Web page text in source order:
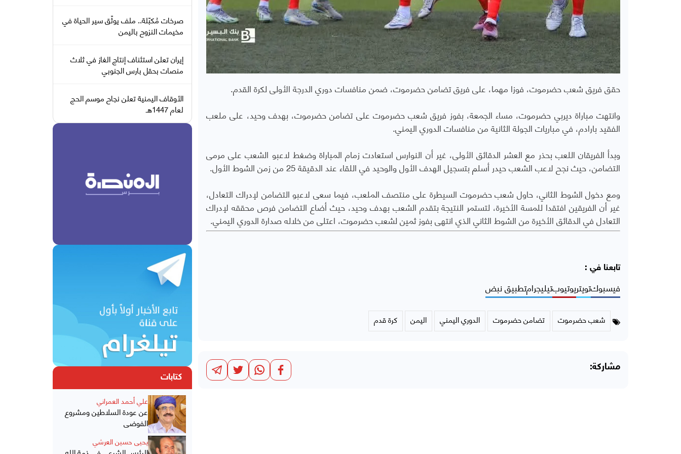
حقق فريق شعب حضرموت، فوزا مهما، على فريق تضامن حضرموت، ضمن منافسات دوري الدرجة الأولى لكرة القدم.
وانتهت مباراة ديربي حضرموت، مساء الجمعة، بفوز فريق شعب حضرموت على تضامن حضرموت، بهدف وحيد، على ملعب
الفقيد بارادم، في مباريات الجولة الثانية من منافسات الدوري اليمني.
وبدأ الفريقان اللعب بحذر مع العشر الدقائق الأولى، غير أن النوارس استعادت زمام المباراة وضغط لاعبو الشعب على مرمى
التضامن، حيث نجح لاعب الشعب حيدر أسلم بتسجيل الهدف الأول والوحيد في اللقاء عند الدقيقة 25 من زمن الشوط الأول.
ومع دخول الشوط الثاني، حاول شعب حضرموت السيطرة على منتصف الملعب، فيما سعى لاعبو التضامن لإدراك التعادل،
غير أن الفريقين افتقدا للمسة الأخيرة، لتستمر النتيجة بتقدم الشعب بهدف وحيد، حيث أضاع التضامن فرص محققه لإدراك
التعادل في الدقائق الأخيرة من الشوط الثاني الذي انتهى بفوز ثمين لشعب حضرموت، اعتلى من خلاله صدارة الدوري اليمني.
تابعنا في :
فيسبوكتويتريوتيوبتيليجرامتطبيق نبض
شعب حضرموت تضامن حضرموت الدوري اليمني اليمن كرة قدم
مشاركة:
صرخات مُكبّلة.. ملف يوثّق سير الحياة في
مخيمات النزوح باليمن
إيران تعلن استئناف إنتاج الغاز في ثلاث
منصات بحقل بارس الجنوبي
الأوقاف اليمنية تعلن نجاح موسم الحج
لعام 1447هـ
كتابات
علي أحمد العمراني
عن عودة السلاطين ومشروع
الفوضى
يحيى حسين العرشي